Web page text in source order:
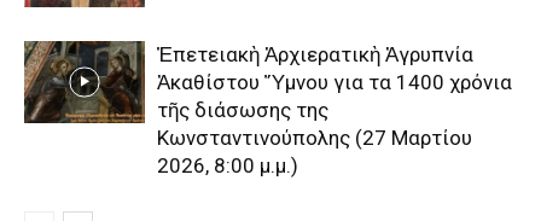
Ἐπετειακὴ Ἀρχιερατικὴ Ἀγρυπνία
Ἀκαθίστου Ὕμνου για τα 1400 χρόνια
τῆς διάσωσης της
Κωνσταντινούπολης (27 Μαρτίου
2026, 8:00 μ.μ.)